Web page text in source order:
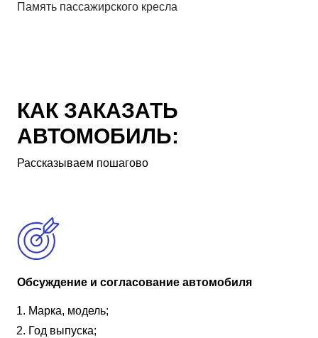
Память пассажирского кресла
КАК ЗАКАЗАТЬ
АВТОМОБИЛЬ:
Рассказываем пошагово
Обсуждение и согласование автомобиля
Марка, модель;
Год выпуска;